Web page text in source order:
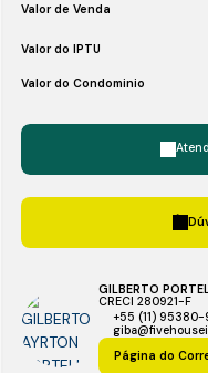
Valor de Venda
Valor do IPTU
Valor do Condominio
GILBERTO
CRECI 280921-F
+55 (11)
Página do